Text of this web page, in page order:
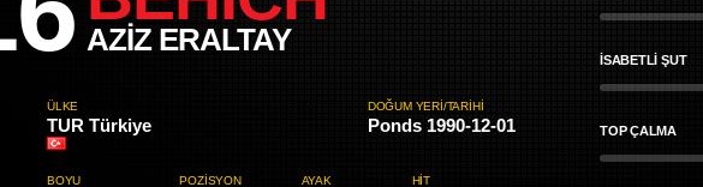
AZIZ ERALTAY
ÜLKE
TUR Türkiye
DOĞUM YERI/TARIHI
Ponds 1990-12-01
BOYU POZISYON AYAK HIT
İSABETLI ŞUT
TOP ÇALMA